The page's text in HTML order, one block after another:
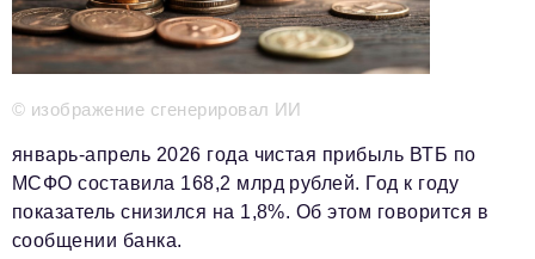
reklama@business-magazine.online
Отдел распространения/редакционная подписка
podpiska@business-magazine.online
Отдел по работе с партнерами
© изображение сгенерировал ИИ
январь-апрель 2026 года чистая прибыль ВТБ по
МСФО составила 168,2 млрд рублей. Год к году
показатель снизился на 1,8%. Об этом говорится в
сообщении банка.